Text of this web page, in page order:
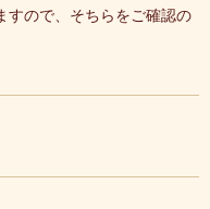
ので、そちらをご確認の